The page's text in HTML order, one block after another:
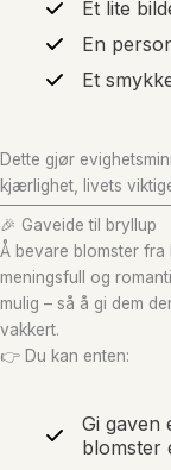
Et lite
En
Et
Dette gjør
kjærlighet, livets
🎉 Gaveide til bryllup
Å bevare blomster fra
meningsfull og
mulig – så å gi dem
vakkert.
👉 Du kan enten:
Gi gaven
blomster